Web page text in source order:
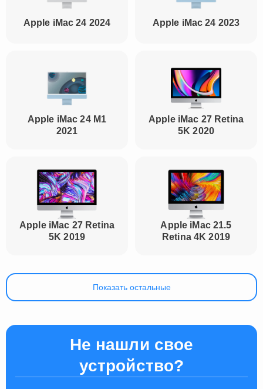
Apple iMac 24 2024 Apple iMac 24 2023
Apple iMac 24 M1
2021
Apple iMac 27 Retina
5K 2020
Apple iMac 27 Retina
5K 2019
Apple iMac 21.5
Retina 4K 2019
Показать остальные
Не нашли свое
устройство?
Закажите ремонт сейчас и
получите скидку 25%!
Отправить заявку
Нажимая на кнопку, я даю согласие на обработку
персональных данных в соответствии с
политикой
обработки персональных данных